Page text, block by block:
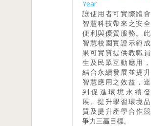
Year
讓使用者可實際體會
智慧科技帶來之安全
便利與優質服務。此
智慧校園實證示範成
果可實質提供教職員
生及民眾互動應用，
結合永續發展並提升
智慧應用之效益，達
到促進環境永續發
展、提升學習環境品
質及提升產學合作競
爭力三贏目標。